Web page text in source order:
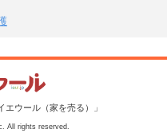
ウール（家を売る）」
All rights reserved.